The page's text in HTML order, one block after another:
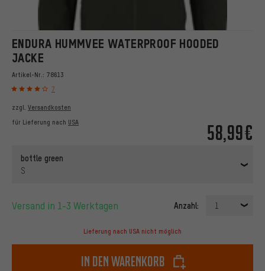
ENDURA HUMMVEE WATERPROOF HOODED
JACKE
Artikel-Nr.: 78613
7
58,99€
zzgl. Versandkosten
für Lieferung nach USA
bottle green
S
Versand in 1-3 Werktagen Anzahl: 1
Lieferung nach USA nicht möglich
In den Warenkorb